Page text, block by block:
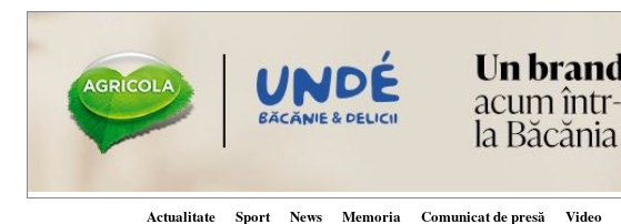
Actualitate Sport News Memoria Comunicat de presă Video